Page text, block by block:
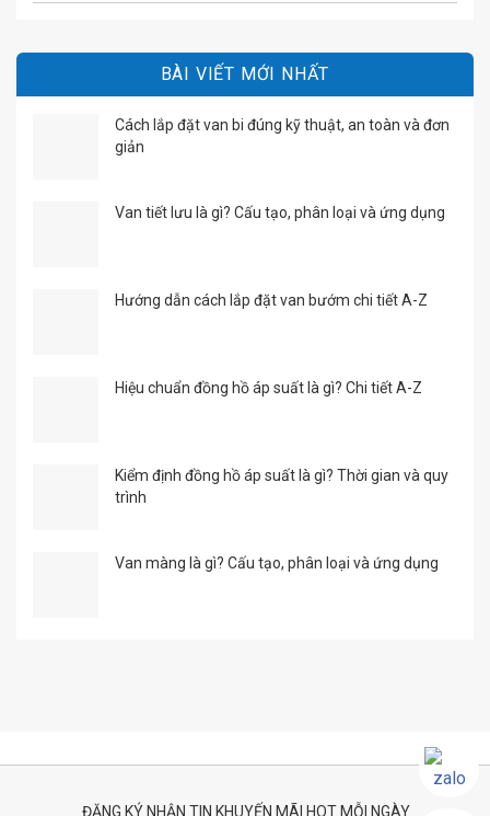
BÀI VIẾT MỚI NHẤT
Cách lắp đặt van bi đúng kỹ thuật, an toàn và đơn
giản
Van tiết lưu là gì? Cấu tạo, phân loại và ứng dụng
Hướng dẫn cách lắp đặt van bướm chi tiết A-Z
Hiệu chuẩn đồng hồ áp suất là gì? Chi tiết A-Z
Kiểm định đồng hồ áp suất là gì? Thời gian và quy
trình
Van màng là gì? Cấu tạo, phân loại và ứng dụng
ĐĂNG KÝ NHẬN TIN KHUYẾN MÃI HOT MỖI NGÀY